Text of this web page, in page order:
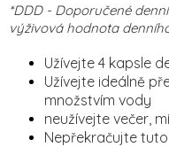
*DDD - Doporučené
výživová hodnota
Užívejte 4 kapsle
Užívejte ideálně
množstvím vody
neužívejte večer,
Nepřekračujte